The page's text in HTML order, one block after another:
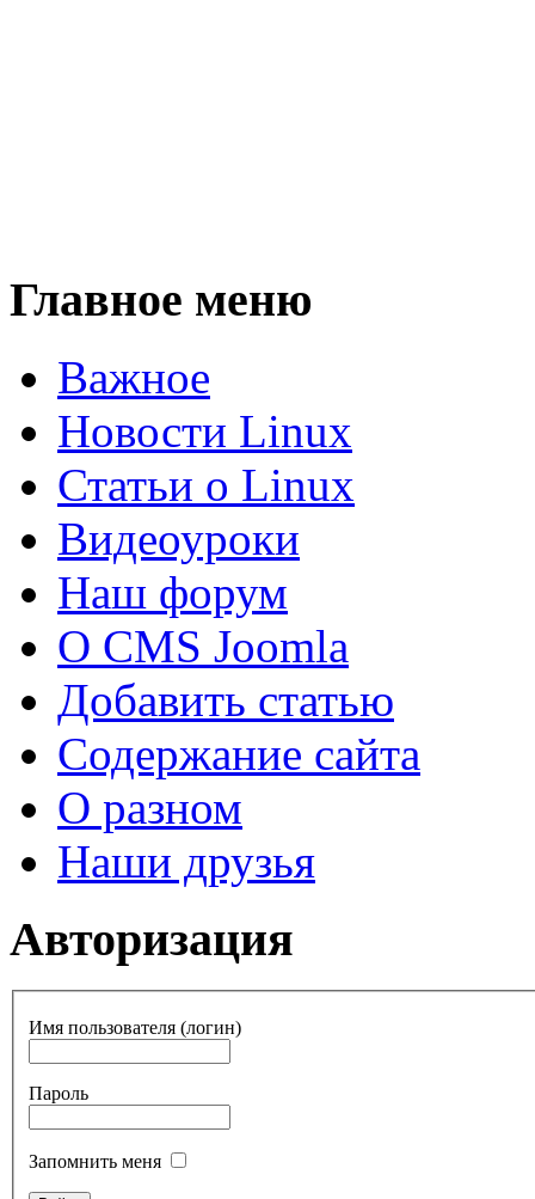
Главное меню
Важное
Новости Linux
Статьи о Linux
Видеоуроки
Наш форум
О CMS Joomla
Добавить статью
Содержание сайта
О разном
Наши друзья
Авторизация
Имя пользователя (логин)
Пароль
Запомнить меня